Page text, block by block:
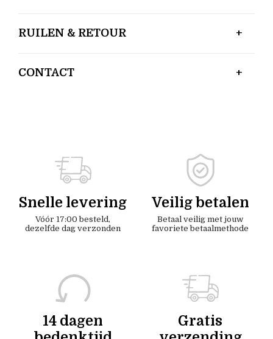
RUILEN & RETOUR
CONTACT
Snelle levering
Vóór 17:00 besteld,
dezelfde dag verzonden
Veilig betalen
Betaal veilig met jouw
favoriete betaalmethode
14 dagen
Gratis